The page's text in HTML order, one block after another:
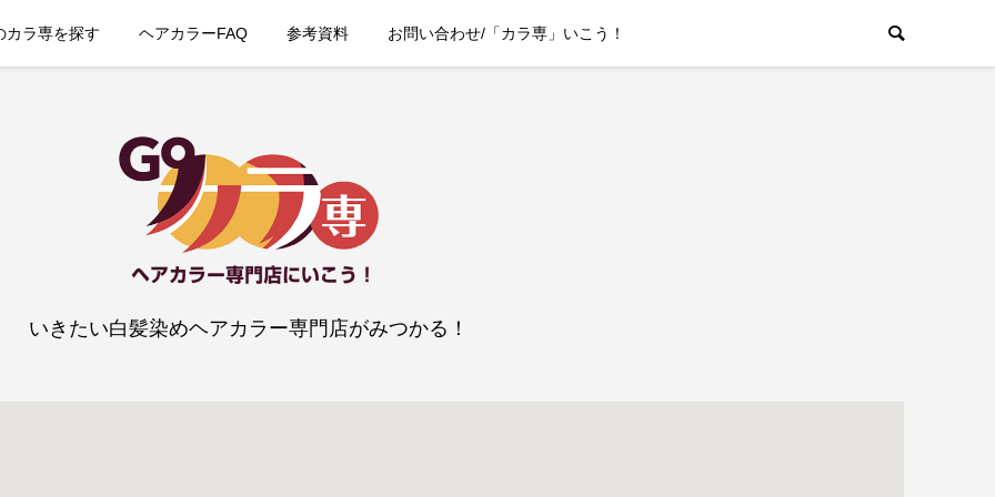
カラ専を探す ヘアカラーFAQ 参考資料 お問い合わせ/「カラ専」いこう！
いきたい白髪染めヘアカラー専門店がみつかる！